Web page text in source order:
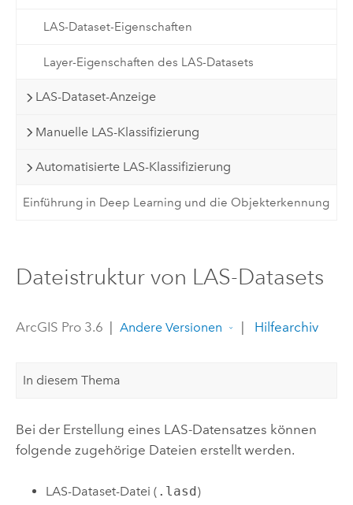
LAS-Dataset-Eigenschaften
Layer-Eigenschaften des LAS-Datasets
LAS-Dataset-Anzeige
Manuelle LAS-Klassifizierung
Automatisierte LAS-Klassifizierung
Einführung in Deep Learning und die Objekterkennung
Dateistruktur von LAS-Datasets
ArcGIS Pro 3.6 | Andere Versionen | Hilfearchiv
In diesem Thema
Bei der Erstellung eines LAS-Datensatzes können
folgende zugehörige Dateien erstellt werden.
LAS-Dataset-Datei ( .lasd)